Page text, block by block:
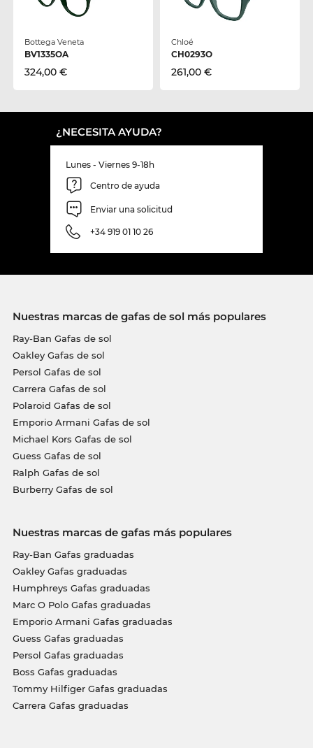
Bottega Veneta
BV1335OA
324,00 €
Chloé
CH0293O
261,00 €
¿NECESITA AYUDA?
Lunes - Viernes 9-18h
Centro de ayuda
Enviar una solicitud
+34 919 01 10 26
Nuestras marcas de gafas de sol más populares
Ray-Ban Gafas de sol
Oakley Gafas de sol
Persol Gafas de sol
Carrera Gafas de sol
Polaroid Gafas de sol
Emporio Armani Gafas de sol
Michael Kors Gafas de sol
Guess Gafas de sol
Ralph Gafas de sol
Burberry Gafas de sol
Nuestras marcas de gafas más populares
Ray-Ban Gafas graduadas
Oakley Gafas graduadas
Humphreys Gafas graduadas
Marc O Polo Gafas graduadas
Emporio Armani Gafas graduadas
Guess Gafas graduadas
Persol Gafas graduadas
Boss Gafas graduadas
Tommy Hilfiger Gafas graduadas
Carrera Gafas graduadas